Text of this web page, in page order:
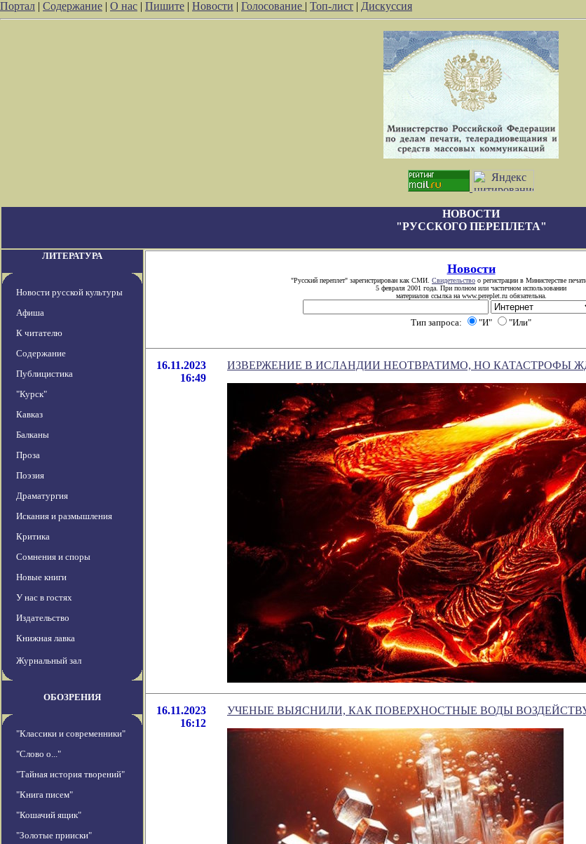
Портал | Содержание | О нас | Пишите | Новости | Голосование | Топ-лист | Дискуссия
НОВОСТИ
"РУССКОГО ПЕРЕПЛЕТА"
ЛИТЕРАТУРА
Новости русской культуры
Афиша
К читателю
Содержание
Публицистика
"Курск"
Кавказ
Балканы
Проза
Поэзия
Драматургия
Искания и размышления
Критика
Сомнения и споры
Новые книги
У нас в гостях
Издательство
Книжная лавка
Журнальный зал
ОБОЗРЕНИЯ
"Классики и современники"
"Слово о..."
"Тайная история творений"
"Книга писем"
"Кошачий ящик"
"Золотые прииски"
Новости
"Русский переплет" зарегистрирован как СМИ. Свидетельство о регистрации в Министерстве
5 февраля 2001 года. При полном или частичном использовании
материалов ссылка на www.pereplet.ru обязательна.
Тип запроса: "И" "Или"
16.11.2023
16:49
ИЗВЕРЖЕНИЕ В ИСЛАНДИИ НЕОТВРАТИМО, НО КАТАСТРОФЫ
16.11.2023
16:12
УЧЕНЫЕ ВЫЯСНИЛИ, КАК ПОВЕРХНОСТНЫЕ ВОДЫ